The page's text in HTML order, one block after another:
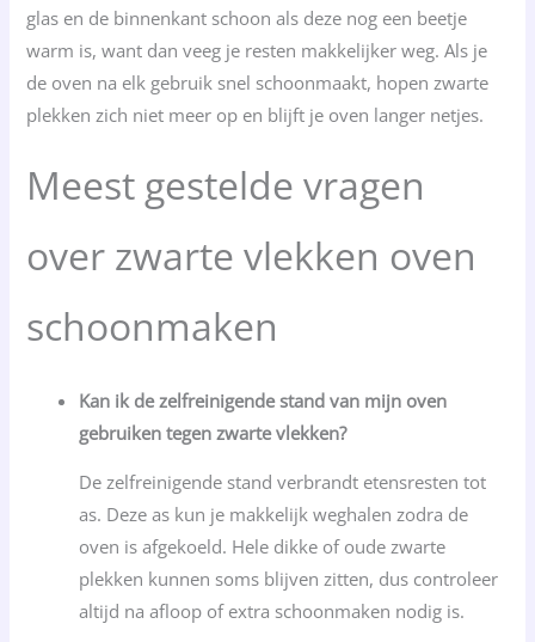
glas en de binnenkant schoon als deze nog een beetje
warm is, want dan veeg je resten makkelijker weg. Als je
de oven na elk gebruik snel schoonmaakt, hopen zwarte
plekken zich niet meer op en blijft je oven langer netjes.
Meest gestelde vragen
over zwarte vlekken oven
schoonmaken
Kan ik de zelfreinigende stand van mijn oven
gebruiken tegen zwarte vlekken?
De zelfreinigende stand verbrandt etensresten tot
as. Deze as kun je makkelijk weghalen zodra de
oven is afgekoeld. Hele dikke of oude zwarte
plekken kunnen soms blijven zitten, dus controleer
altijd na afloop of extra schoonmaken nodig is.